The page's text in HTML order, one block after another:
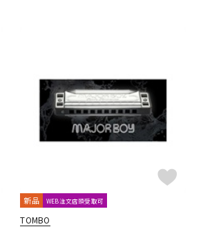
新品 WEB注文店頭受取可
TOMBO